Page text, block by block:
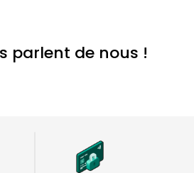
parlent de nous !